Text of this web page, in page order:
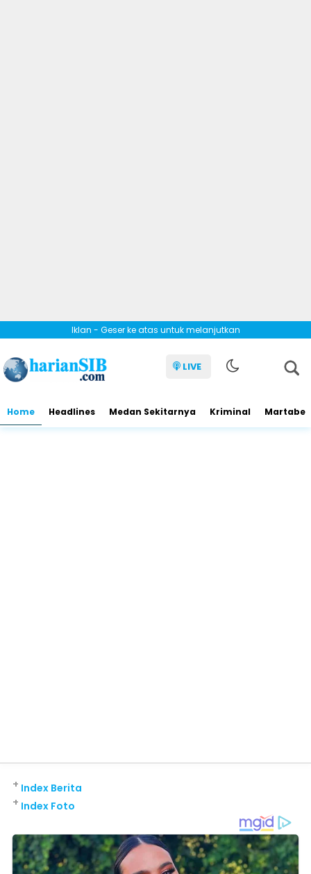
Iklan - Geser ke atas untuk melanjutkan
LIVE
Home Headlines Medan Sekitarnya Kriminal Martabe
Index Berita
+
Index Foto
+